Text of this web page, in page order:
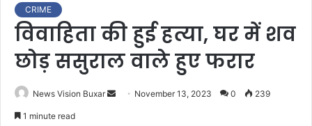
CRIME
विवाहिता की हुई हत्या, घर में शव
छोड़ ससुराल वाले हुए फरार
News Vision Buxar November 13, 2023 0 239
1 minute read